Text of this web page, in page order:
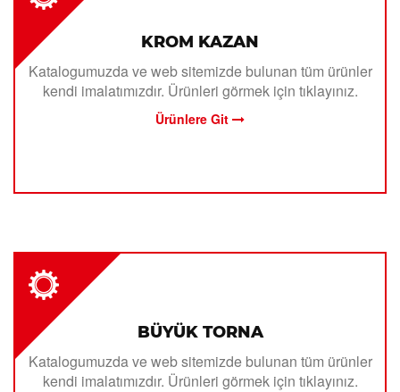
KROM KAZAN
Katalogumuzda ve web sitemizde bulunan tüm ürünler
kendi imalatımızdır. Ürünleri görmek için tıklayınız.
Ürünlere Git
BÜYÜK TORNA
Katalogumuzda ve web sitemizde bulunan tüm ürünler
kendi imalatımızdır. Ürünleri görmek için tıklayınız.